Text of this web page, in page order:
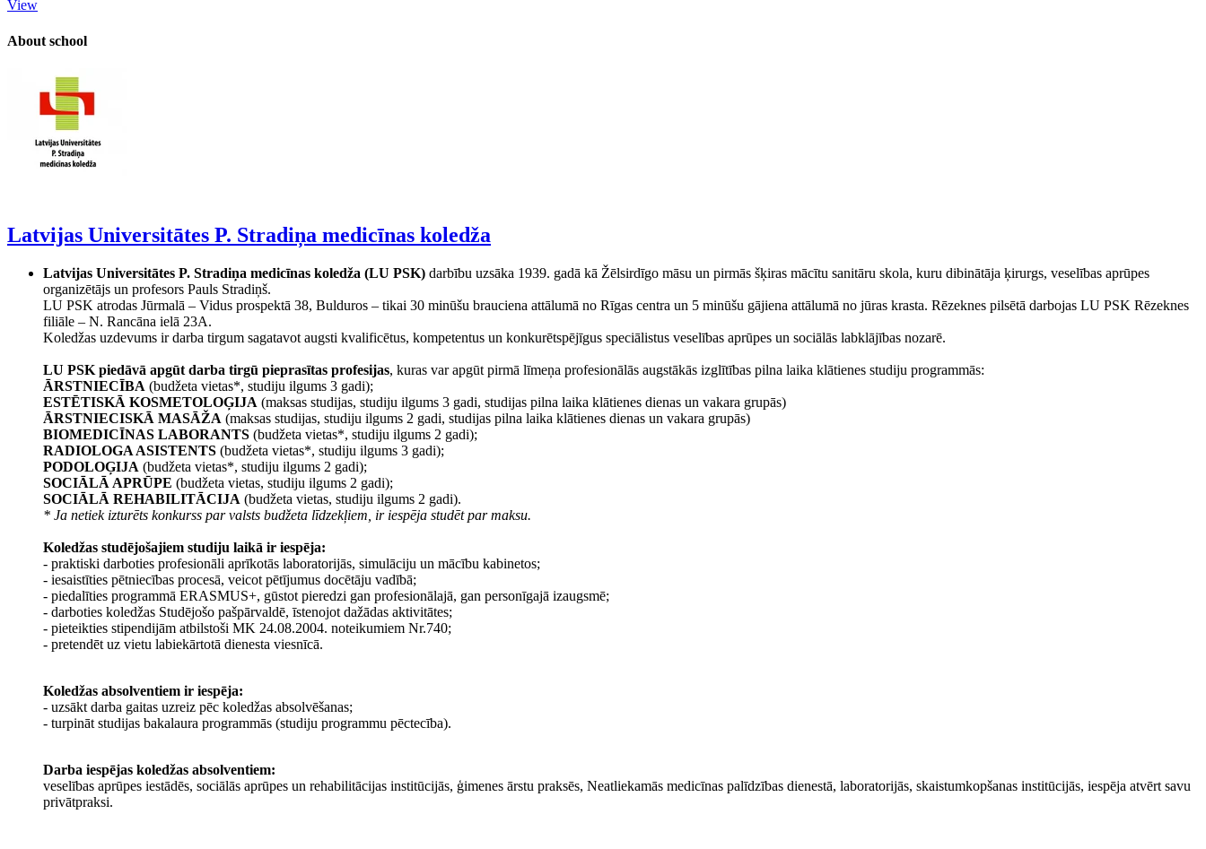
View
About school
Latvijas Universitātes P. Stradiņa medicīnas koledža
Latvijas Universitātes P. Stradiņa medicīnas koledža (LU PSK) darbību uzsāka 1939. gadā kā Žēlsirdīgo māsu un pirmās šķiras mācītu sanitāru skola, kuru dibinātāja ķirurgs, veselības aprūpes
organizētājs un profesors Pauls Stradiņš.
LU PSK atrodas Jūrmalā – Vidus prospektā 38, Bulduros – tikai 30 minūšu brauciena attālumā no Rīgas centra un 5 minūšu gājiena attālumā no jūras krasta. Rēzeknes pilsētā darbojas LU PSK Rēzeknes
filiāle – N. Rancāna ielā 23A.
Koledžas uzdevums ir darba tirgum sagatavot augsti kvalificētus, kompetentus un konkurētspējīgus speciālistus veselības aprūpes un sociālās labklājības nozarē.
LU PSK piedāvā apgūt darba tirgū pieprasītas profesijas, kuras var apgūt pirmā līmeņa profesionālās augstākās izglītības pilna laika klātienes studiju programmās:
ĀRSTNIECĪBA (budžeta vietas*, studiju ilgums 3 gadi);
ESTĒTISKĀ KOSMETOLOĢIJA (maksas studijas, studiju ilgums 3 gadi, studijas pilna laika klātienes dienas un vakara grupās)
ĀRSTNIECISKĀ MASĀŽA (maksas studijas, studiju ilgums 2 gadi, studijas pilna laika klātienes dienas un vakara grupās)
BIOMEDICĪNAS LABORANTS (budžeta vietas*, studiju ilgums 2 gadi);
RADIOLOGA ASISTENTS (budžeta vietas*, studiju ilgums 3 gadi);
PODOLOĢIJA (budžeta vietas*, studiju ilgums 2 gadi);
SOCIĀLĀ APRŪPE (budžeta vietas, studiju ilgums 2 gadi);
SOCIĀLĀ REHABILITĀCIJA (budžeta vietas, studiju ilgums 2 gadi).
* Ja netiek izturēts konkurss par valsts budžeta līdzekļiem, ir iespēja studēt par maksu.
Koledžas studējošajiem studiju laikā ir iespēja:
- praktiski darboties profesionāli aprīkotās laboratorijās, simulāciju un mācību kabinetos;
- iesaistīties pētniecības procesā, veicot pētījumus docētāju vadībā;
- piedalīties programmā ERASMUS+, gūstot pieredzi gan profesionālajā, gan personīgajā izaugsmē;
- darboties koledžas Studējošo pašpārvaldē, īstenojot dažādas aktivitātes;
- pieteikties stipendijām atbilstoši MK 24.08.2004. noteikumiem Nr.740;
- pretendēt uz vietu labiekārtotā dienesta viesnīcā.
Koledžas absolventiem ir iespēja:
- uzsākt darba gaitas uzreiz pēc koledžas absolvēšanas;
- turpināt studijas bakalaura programmās (studiju programmu pēctecība).
Darba iespējas koledžas absolventiem:
veselības aprūpes iestādēs, sociālās aprūpes un rehabilitācijas institūcijās, ģimenes ārstu praksēs, Neatliekamās medicīnas palīdzības dienestā, laboratorijās, skaistumkopšanas institūcijās, iespēja atvērt savu
privātpraksi.